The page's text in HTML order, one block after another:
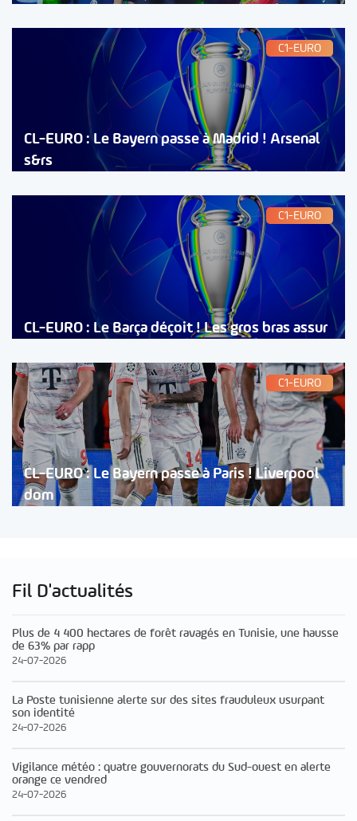
C1-EURO
CL-EURO : Le Bayern passe à Madrid ! Arsenal
s&rs
C1-EURO
CL-EURO : Le Barça déçoit ! Les gros bras assur
C1-EURO
CL-EURO : Le Bayern passe à Paris ! Liverpool
dom
Fil D'actualités
Plus de 4 400 hectares de forêt ravagés en Tunisie, une hausse
de 63% par rapp
24-07-2026
La Poste tunisienne alerte sur des sites frauduleux usurpant
son identité
24-07-2026
Vigilance météo : quatre gouvernorats du Sud-ouest en alerte
orange ce vendred
24-07-2026